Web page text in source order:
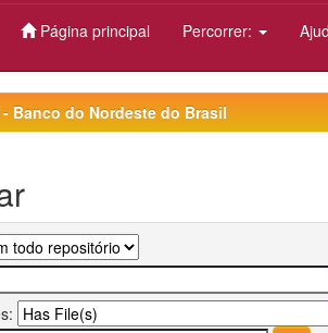
Página principal Percorrer:
- Banco do Nordeste do Brasil